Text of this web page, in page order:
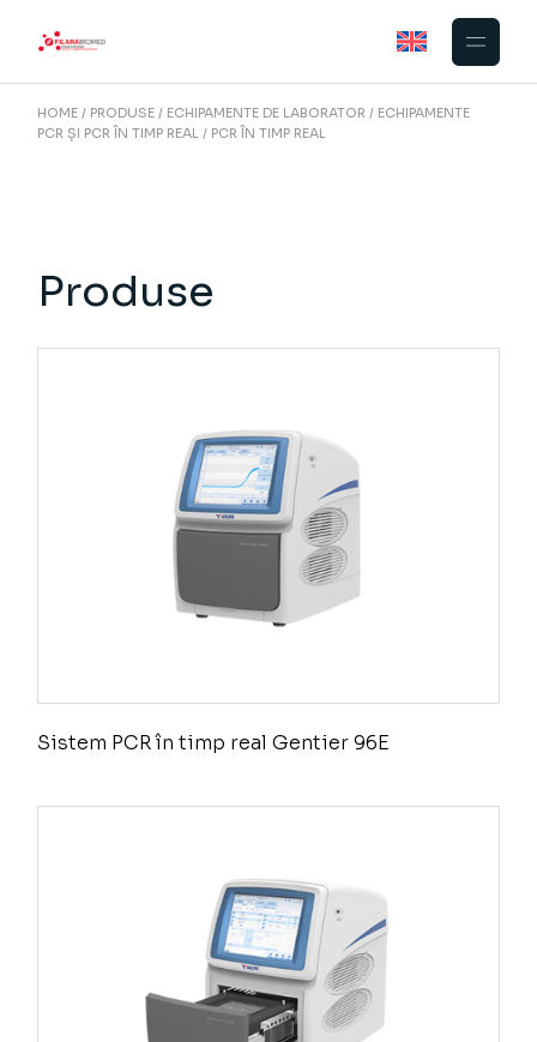
HOME PRODUSE ECHIPAMENTE DE LABORATOR
ECHIPAMENTE
PCR ȘI PCR ÎN TIMP REAL
PCR ÎN TIMP REAL
Produse
Sistem PCR în timp real Gentier 96E